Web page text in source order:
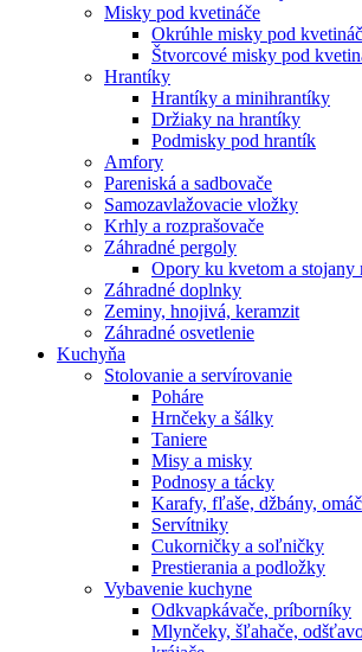
Misky pod kvetináče
Okrúhle misky pod kvetináč
Štvorcové misky pod
Hrantíky
Hrantíky a minihrantíky
Držiaky na hrantíky
Podmisky pod hrantík
Amfory
Pareniská a sadbovače
Samozavlažovacie vložky
Krhly a rozprašovače
Záhradné pergoly
Opory ku kvetom a stojany
Záhradné doplnky
Zeminy, hnojivá, keramzit
Záhradné osvetlenie
Kuchyňa
Stolovanie a servírovanie
Poháre
Hrnčeky a šálky
Taniere
Misy a misky
Podnosy a tácky
Karafy, fľaše, džbány,
Servítniky
Cukorničky a soľničky
Prestierania a podložky
Vybavenie kuchyne
Odkvapkávače, príborníky
Mlynčeky, šľahače,